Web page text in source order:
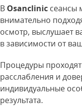
В Osanclinic сеансы
внимательно
осмотр, выслушает
в зависимости от
Процедуры
расслабления и
индивидуальные
результата.